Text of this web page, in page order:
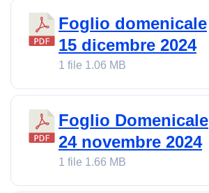
Foglio domenicale
15 dicembre 2024
1 file 1.06 MB
Foglio Domenicale
24 novembre 2024
1 file 1.66 MB